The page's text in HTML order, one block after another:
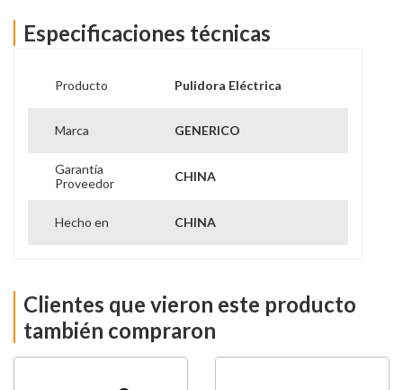
almohadilla plana.1 almohadilla ondulada.5 fundas de
cojín (microfibra*2, tejido*1, lana*1)1 delantal.1 papel de
Especificaciones técnicas
Producto Pulidora Eléctrica
Marca GENERICO
Garantía
Proveedor
CHINA
Hecho en CHINA
Clientes que vieron este producto
también compraron